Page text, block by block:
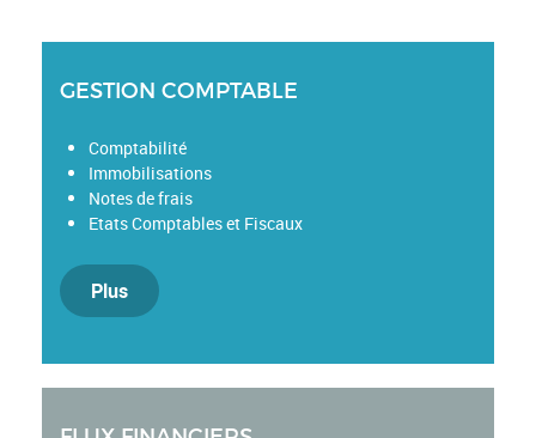
GESTION COMPTABLE
Comptabilité
Immobilisations
Notes de frais
Etats Comptables et Fiscaux
Plus